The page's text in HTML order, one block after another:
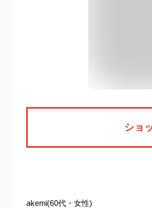
ショ
akemi(60代・女性)